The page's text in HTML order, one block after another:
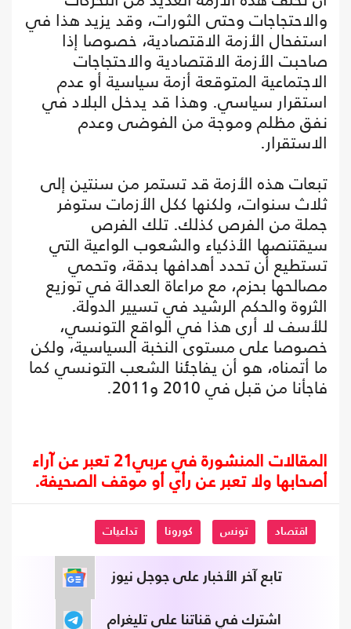
والاحتجاجات وحتى الثورات، وقد يزيد هذا في
استفحال الأزمة الاقتصادية، خصوصا إذا
صاحبت الأزمة الاقتصادية والاحتجاجات
الاجتماعية المتوقعة أزمة سياسية أو عدم
استقرار سياسي. وهذا قد يدخل البلاد في
نفق مظلم وموجة من الفوضى وعدم
الاستقرار.
تبعات هذه الأزمة قد تستمر من سنتين إلى
ثلاث سنوات، ولكنها ككل الأزمات ستوفر
جملة من الفرص كذلك. تلك الفرص
سيقتنصها الأذكياء والشعوب الواعية التي
تستطيع أن تحدد أهدافها بدقة، وتحمي
مصالحها بحزم، مع مراعاة العدالة في توزيع
الثروة والحكم الرشيد في تسيير الدولة.
للأسف لا أرى هذا في الواقع التونسي،
خصوصا على مستوى النخبة السياسية، ولكن
ما أتمناه، هو أن يفاجئنا الشعب التونسي كما
فاجأنا من قبل في 2010 و2011.
المقالات المنشورة في عربي21 تعبر عن آراء
أصحابها ولا تعبر عن رأي أو موقف الصحيفة.
اقتصاد تونس كورونا تداعيات
تابع آخر الأخبار على جوجل نيوز
اشترك في قناتنا على تليغرام